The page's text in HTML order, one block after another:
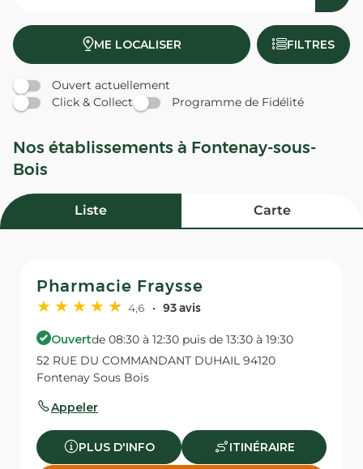
ME LOCALISER FILTRES
Ouvert actuellement
Click & Collect
Programme de Fidélité
Nos établissements à Fontenay-sous-
Bois
Liste Carte
Pharmacie Fraysse
4,6 93 avis
Ouvertde 08:30 à 12:30 puis de 13:30 à 19:30
52 RUE DU COMMANDANT DUHAIL 94120
Fontenay Sous Bois
Appeler
PLUS D'INFO ITINÉRAIRE